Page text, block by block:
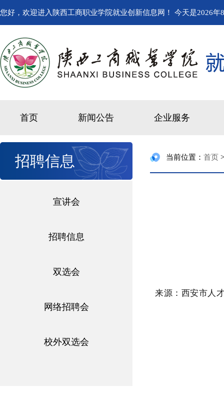
您好，欢迎进入陕西工商职业学院就业创新信息网！ 今天是2026年
首页 新闻公告 企业服务
招聘信息
宣讲会
招聘信息
双选会
网络招聘会
校外双选会
当前位置： 首页
来源：西安市人